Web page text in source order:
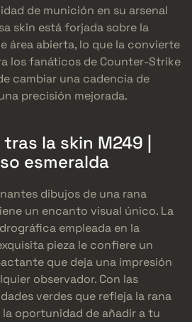
de munición en su arsenal
skin está forjada sobre la
área abierta, lo que la convierte
los fanáticos de Counter-Strike
cambiar una cadencia de
precisión mejorada.
la skin M249 |
esmeralda
dibujos de una rana
un encanto visual único. La
empleada en la
pieza le confiere un
que deja una impresión
observador. Con las
verdes que refleja la rana
oportunidad de añadir a tu